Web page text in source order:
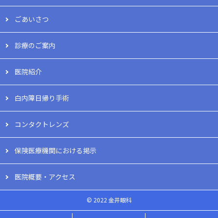
ごあいさつ
診療のご案内
医院紹介
白内障日帰り手術
コンタクトレンズ
保険医療機関における掲示
医院概要・アクセス
© 2022 金井眼科